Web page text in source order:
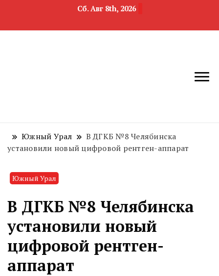
Сб. Авг 8th, 2026
область
недвижимости
Южный Урал
В ДГКБ №8 Челябинска
установили новый цифровой рентген-аппарат
Южный Урал
В ДГКБ №8 Челябинска
установили новый
цифровой рентген-
аппарат